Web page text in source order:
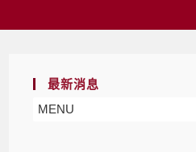
最新消息
MENU